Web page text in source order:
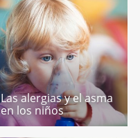
Las alergias y el asma
en los niños